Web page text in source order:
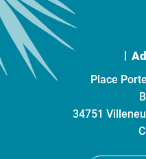
Place
34751